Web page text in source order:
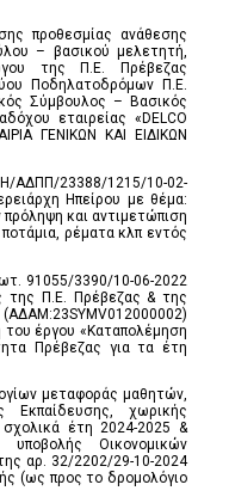
προθεσμίας ανάθεσης
– βασικού μελετητή,
της Π.Ε. Πρέβεζας
Ποδηλατοδρόμων Π.Ε.
Σύμβουλος – Βασικός
εταιρείας «DELCO
ΓΕΝΙΚΩΝ ΚΑΙ ΕΙΔΙΚΩΝ
ΑΔΠΠ/23388/1215/10-02-
Ηπείρου με θέμα:
και αντιμετώπιση
ρέματα κλπ εντός
91055/3390/10-06-2022
της Π.Ε. Πρέβεζας & της
του έργου «Καταπολέμηση
Πρέβεζας για τα έτη
μεταφοράς μαθητών,
Εκπαίδευσης, χωρικής
έτη 2024-2025 &
Οικονομικών
αρ. 32/2202/29-10-2024
(ως προς το δρομολόγιο